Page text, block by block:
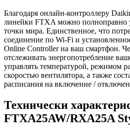
Благодаря онлайн-контроллеру
линейки FTXA можно полноправно
точки мира. Единственное, что
соединение по Wi-Fi и
Online Controller на ваш смартфон.
отслеживать энергопотребление
управлять температурой, режимом
скоростью вентилятора, а также
расписания на включение /
Технически
FTXA25AW/RXA25A